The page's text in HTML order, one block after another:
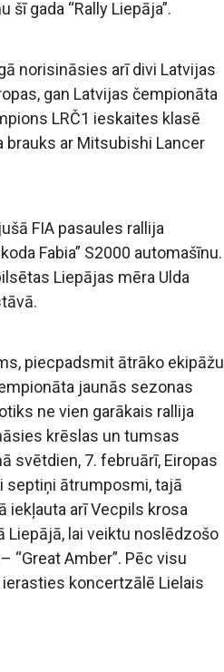
gada “Rally Liepāja”.
norisināsies arī divi Latvijas
gan Latvijas čempionāta
LRČ1 ieskaites klasē
brauks ar Mitsubishi Lancer
FIA pasaules rallija
Fabia” S2000 automašīnu.
Liepājas mēra Ulda
piecpadsmit ātrāko ekipāžu
jaunās sezonas
ne vien garākais rallija
krēslas un tumsas
svētdien, 7. februārī, Eiropas
septiņi ātrumposmi, tajā
iekļauta arī Vecpils krosa
lai veiktu noslēdzošo
Amber”. Pēc visu
koncertzālē Lielais